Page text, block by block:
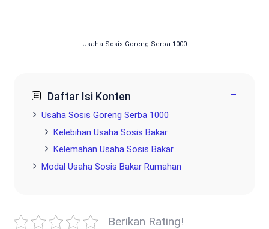
Usaha Sosis Goreng Serba 1000
Daftar Isi Konten −
Usaha Sosis Goreng Serba 1000
Kelebihan Usaha Sosis Bakar
Kelemahan Usaha Sosis Bakar
Modal Usaha Sosis Bakar Rumahan
Berikan Rating!